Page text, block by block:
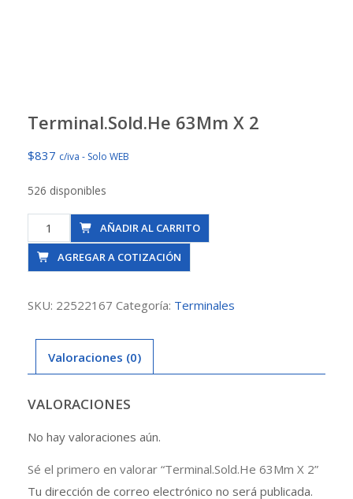
Terminal.Sold.He 63Mm X 2
$837 c/iva - Solo WEB
526 disponibles
Terminal.Sold.He
63Mm
cantidad
AÑADIR AL CARRITO
AGREGAR A COTIZACIÓN
SKU: 22522167 Categoría: Terminales
Valoraciones (0)
VALORACIONES
No hay valoraciones aún.
Sé el primero en valorar “Terminal.Sold.He 63Mm X 2”
Tu dirección de correo electrónico no será publicada.